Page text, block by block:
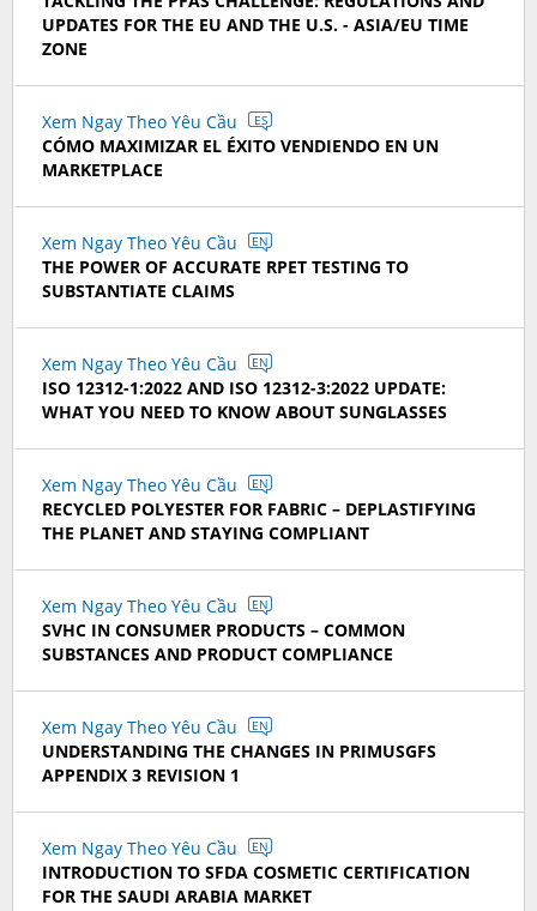
UPDATES FOR THE EU AND THE U.S. - ASIA/EU TIME
ZONE
Xem Ngay Theo Yêu Cầu ES
CÓMO MAXIMIZAR EL ÉXITO VENDIENDO EN UN
MARKETPLACE
Xem Ngay Theo Yêu Cầu EN
THE POWER OF ACCURATE RPET TESTING TO
SUBSTANTIATE CLAIMS
Xem Ngay Theo Yêu Cầu EN
ISO 12312-1:2022 AND ISO 12312-3:2022 UPDATE:
WHAT YOU NEED TO KNOW ABOUT SUNGLASSES
Xem Ngay Theo Yêu Cầu EN
RECYCLED POLYESTER FOR FABRIC – DEPLASTIFYING
THE PLANET AND STAYING COMPLIANT
Xem Ngay Theo Yêu Cầu EN
SVHC IN CONSUMER PRODUCTS – COMMON
SUBSTANCES AND PRODUCT COMPLIANCE
Xem Ngay Theo Yêu Cầu EN
UNDERSTANDING THE CHANGES IN PRIMUSGFS
APPENDIX 3 REVISION 1
Xem Ngay Theo Yêu Cầu EN
INTRODUCTION TO SFDA COSMETIC CERTIFICATION
FOR THE SAUDI ARABIA MARKET